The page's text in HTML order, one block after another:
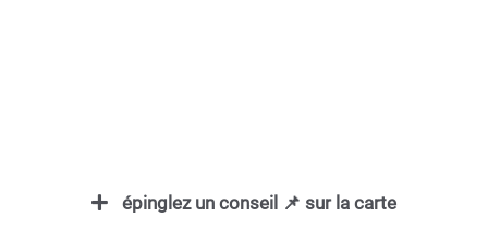
épinglez un conseil 📌 sur la carte